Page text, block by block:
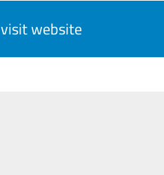
visit website